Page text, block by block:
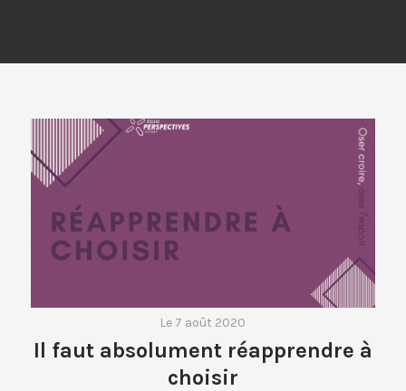
Le 7 août 2020
Il faut absolument réapprendre à
choisir